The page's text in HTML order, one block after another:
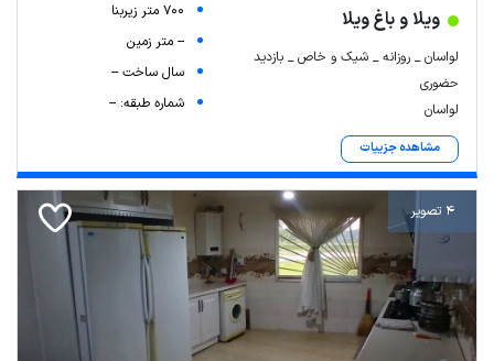
ویلا و باغ ویلا
لواسان _ روزانه _ شیک و خاص _ بازدید
حضوری
لواسان
مشاهده جزییات
700 متر زیربنا
-- متر زمین
سال ساخت --
شماره طبقه: --
4 تصویر